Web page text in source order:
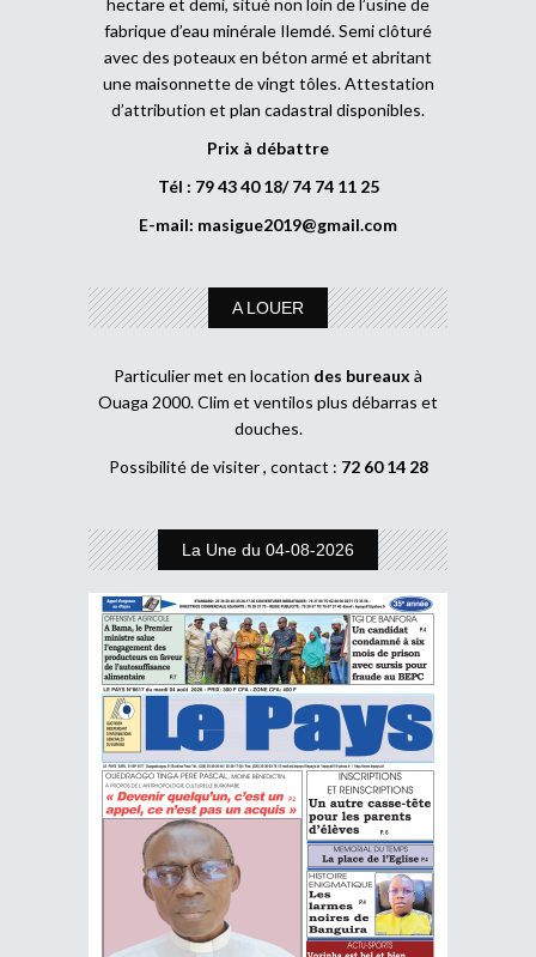
fabrique d’eau minérale Ilemdé. Semi clôturé
avec des poteaux en béton armé et abritant
une maisonnette de vingt tôles. Attestation
d’attribution et plan cadastral disponibles.
Prix à débattre
Tél : 79 43 40 18/ 74 74 11 25
E-mail: masigue2019@gmail.com
A LOUER
Particulier met en location des bureaux à
Ouaga 2000. Clim et ventilos plus débarras et
douches.
Possibilité de visiter , contact : 72 60 14 28
La Une du 04-08-2026